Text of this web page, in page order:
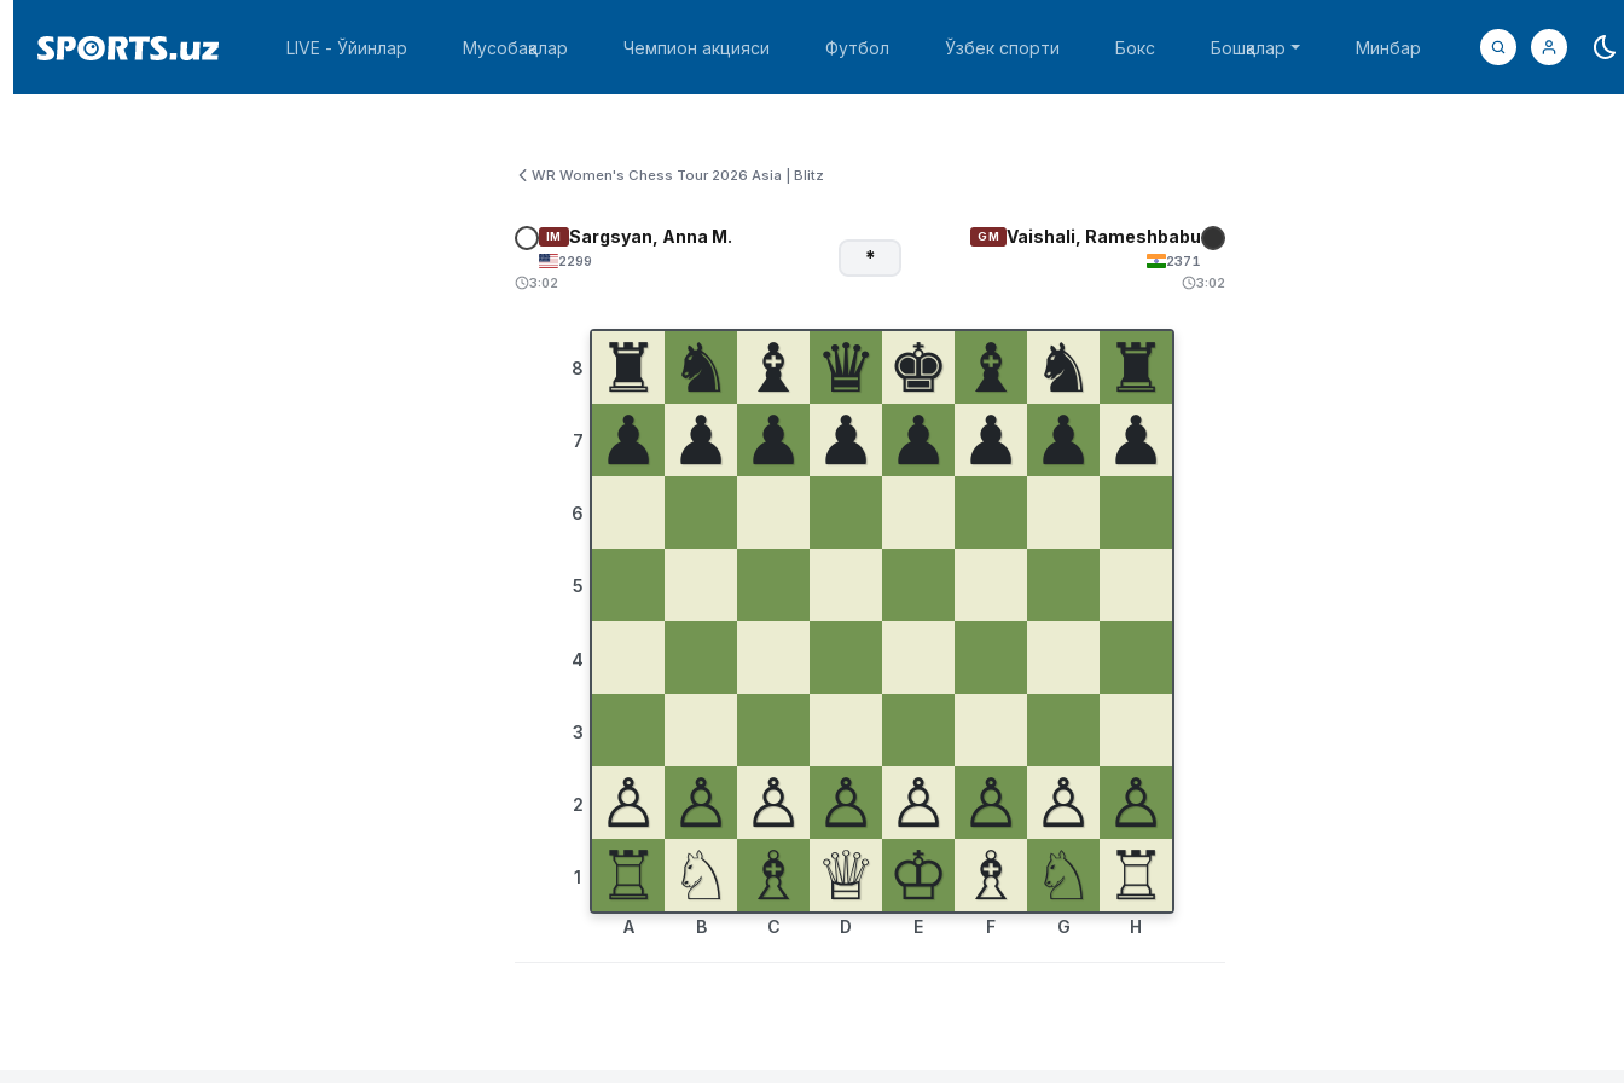
LIVE - Ўйинлар Мусобақалар Чемпион акцияси Футбол Ўзбек спорти Бокс Бошқалар Минбар
WR Women's Chess Tour 2026 Asia | Blitz
IM Sargsyan, Anna M.
2299
3:02
*
GM Vaishali, Rameshbabu
2371
3:02
8
7
6
5
4
3
2
1
♜ ♞ ♝ ♛ ♚ ♝ ♞ ♜
♟ ♟ ♟ ♟ ♟ ♟ ♟ ♟
♙ ♙ ♙ ♙ ♙ ♙ ♙ ♙
♖ ♘ ♗ ♕ ♔ ♗ ♘ ♖
A B C D E F G H